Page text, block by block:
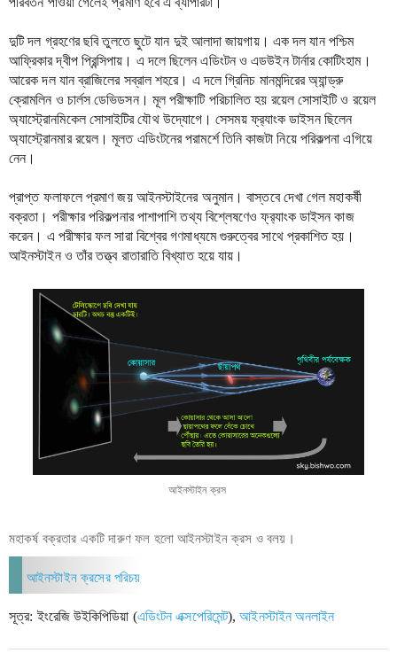
দুটি দল গ্রহণের ছবি তুলতে ছুটে যান দুই আলাদা জায়গায়। এক দল যান পশ্চিম
আফ্রিকার দ্বীপ প্রিন্সিপায়। এ দলে ছিলেন এডিংটন ও এডউইন টার্নার কোটিংহাম।
আরেক দল যান ব্রাজিলের সব্রাল শহরে। এ দলে গ্রিনিচ মানমন্দিরের অ্যান্ড্রু
ক্রোমলিন ও চার্লস ডেভিডসন। মূল পরীক্ষাটি পরিচালিত হয় রয়েল সোসাইটি ও রয়েল
অ্যাস্ট্রোনমিকেল সোসাইটির যৌথ উদ্যোগে। সেসময় ফ্র‍্যাংক ডাইসন ছিলেন
অ্যাস্ট্রোনমার রয়েল। মূলত এডিংটনের পরামর্শে তিনি কাজটা নিয়ে পরিকল্পনা এগিয়ে
নেন।
প্রাপ্ত ফলাফলে প্রমাণ জয় আইনস্টাইনের অনুমান। বাস্তবে দেখা গেল মহাকর্ষী
বক্রতা। পরীক্ষার পরিকল্পনার পাশাপাশি তথ্য বিশ্লেষণেও ফ্র‍্যাংক ডাইসন কাজ
করেন। এ পরীক্ষার ফল সারা বিশ্বের গণমাধ্যমে গুরুত্বের সাথে প্রকাশিত হয়।
আইনস্টাইন ও তাঁর তত্ত্ব রাতারাতি বিখ্যাত হয়ে যায়।
আইনস্টাইন ক্রস
মহাকর্ষ বক্রতার একটি দারুণ ফল হলো আইনস্টাইন ক্রস ও বলয়।
আইনস্টাইন ক্রসের পরিচয়
সূত্র: ইংরেজি উইকিপিডিয়া (এডিংটন এক্সপেরিমেন্ট), আইনস্টাইন অনলাইন